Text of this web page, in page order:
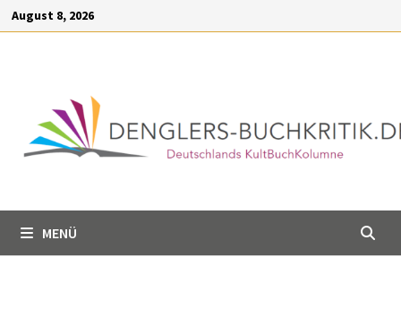
springen
August 8, 2026
MENÜ